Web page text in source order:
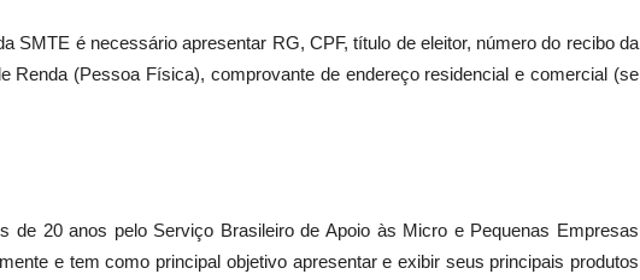
SMTE é necessário apresentar RG, CPF, título de eleitor, número do recibo da
Renda (Pessoa Física), comprovante de endereço residencial e comercial (se
de 20 anos pelo Serviço Brasileiro de Apoio às Micro e Pequenas Empresas
e tem como principal objetivo apresentar e exibir seus principais produtos